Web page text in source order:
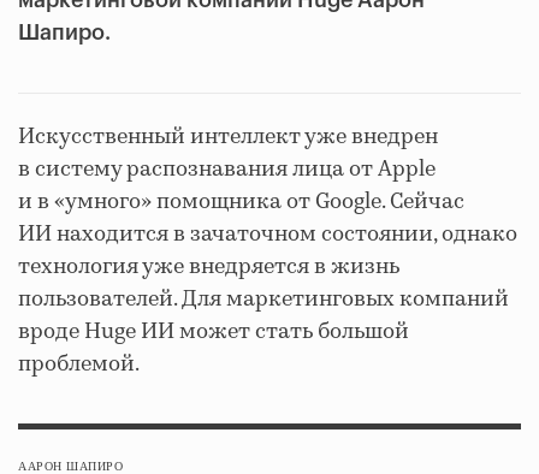
Шапиро.
Искусственный интеллект уже внедрен
в систему распознавания лица от Apple
и в «умного» помощника от Google. Сейчас
ИИ находится в зачаточном состоянии, однако
технология уже внедряется в жизнь
пользователей. Для маркетинговых компаний
вроде Huge ИИ может стать большой
проблемой.
ААРОН ШАПИРО